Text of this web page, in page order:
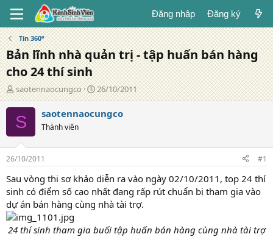
Đăng nhập Đăng ký
Tin 360°
Bản lĩnh nhà quản trị - tập huấn bán hàng
cho 24 thí sinh
T
á
c
g
ả
saotennaocungco
N
g
à
g
26/10/2011
S saotennaocungco
Thành viên
26/10/2011 #1
Sau vòng thi sơ khảo diễn ra vào ngày 02/10/2011, top 24 thí
sinh có điểm số cao nhất đang rấp rút chuẩn bị tham gia vào
dự án bán hàng cùng nhà tài trợ.
24 thí sinh tham gia buối tập huấn bán hàng cùng nhà tài trợ